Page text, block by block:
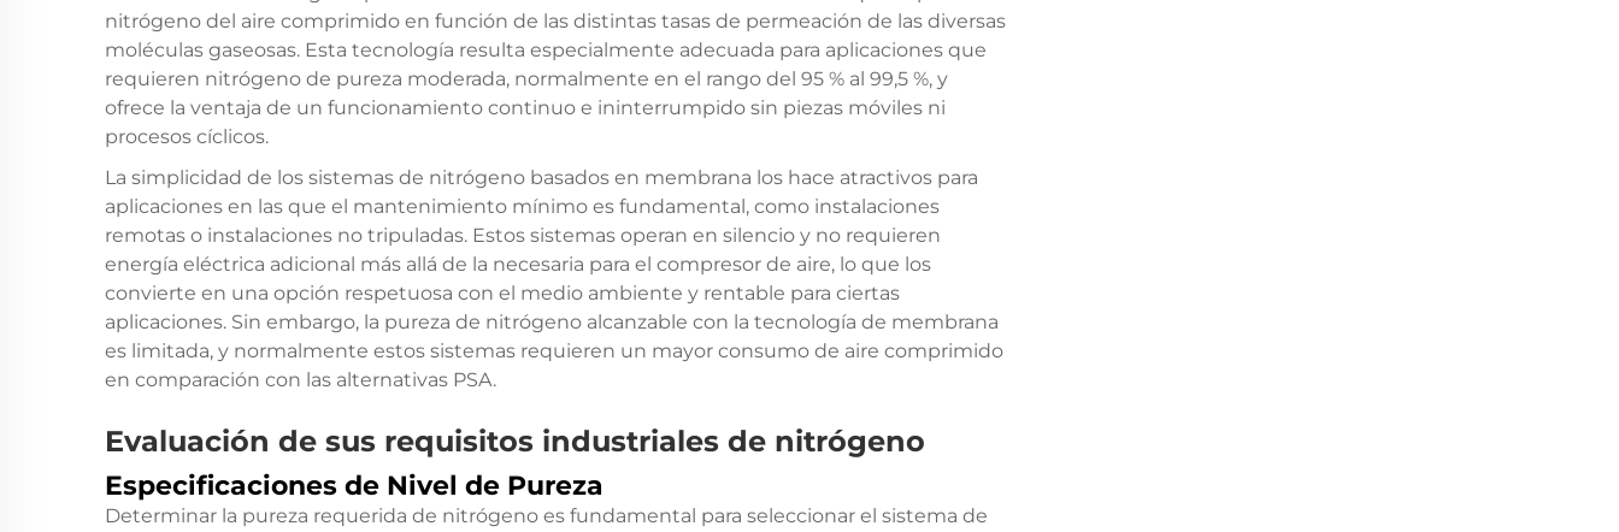
nitrógeno del aire comprimido en función de las distintas tasas de permeación de las diversas
moléculas gaseosas. Esta tecnología resulta especialmente adecuada para aplicaciones que
requieren nitrógeno de pureza moderada, normalmente en el rango del 95 % al 99,5 %, y
ofrece la ventaja de un funcionamiento continuo e ininterrumpido sin piezas móviles ni
procesos cíclicos.
La simplicidad de los sistemas de nitrógeno basados en membrana los hace atractivos para
aplicaciones en las que el mantenimiento mínimo es fundamental, como instalaciones
remotas o instalaciones no tripuladas. Estos sistemas operan en silencio y no requieren
energía eléctrica adicional más allá de la necesaria para el compresor de aire, lo que los
convierte en una opción respetuosa con el medio ambiente y rentable para ciertas
aplicaciones. Sin embargo, la pureza de nitrógeno alcanzable con la tecnología de membrana
es limitada, y normalmente estos sistemas requieren un mayor consumo de aire comprimido
en comparación con las alternativas PSA.
Evaluación de sus requisitos industriales de nitrógeno
Especificaciones de Nivel de Pureza
Determinar la pureza requerida de nitrógeno es fundamental para seleccionar el sistema de